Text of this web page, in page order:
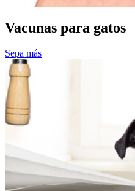
Vacunas para gatos
Sepa más